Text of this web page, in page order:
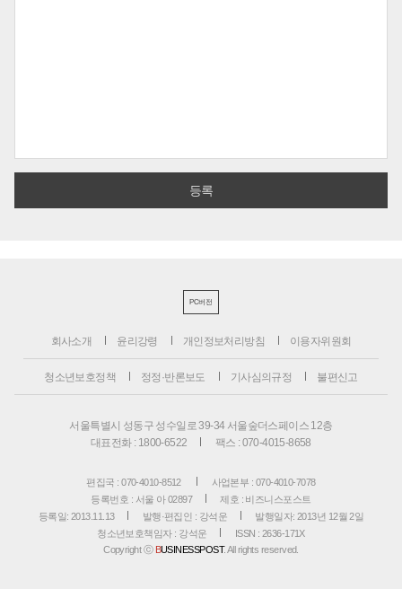
PC버전
회사소개 윤리강령 개인정보처리방침 이용자위원회
청소년보호정책 정정·반론보도 기사심의규정 불편신고
서울특별시 성동구 성수일로 39-34 서울숲더스페이스 12층
대표전화 : 1800-6522
팩스 : 070-4015-8658
편집국 : 070-4010-8512
사업본부 : 070-4010-7078
등록번호 : 서울 아 02897
제호 : 비즈니스포스트
등록일: 2013.11.13
발행·편집인 : 강석운
발행일자: 2013년 12월 2일
청소년보호책임자 : 강석운
ISSN : 2636-171X
Copyright ⓒ BUSINESSPOST. All rights reserved.